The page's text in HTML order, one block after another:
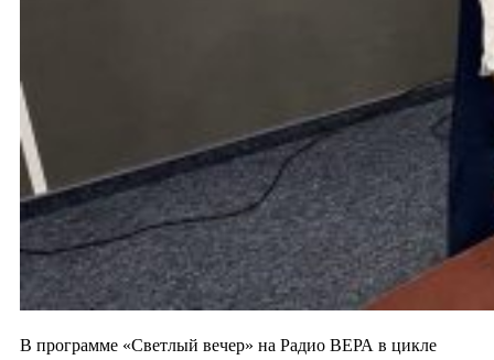
В программе «Светлый вечер» на Радио ВЕРА в цикле